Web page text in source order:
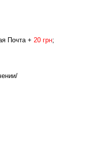
Почта + 20 грн;